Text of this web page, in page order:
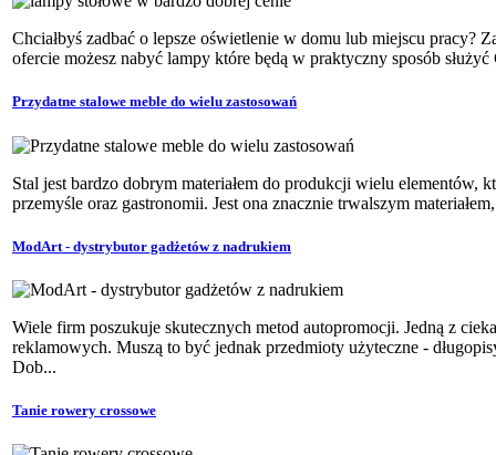
Chciałbyś zadbać o lepsze oświetlenie w domu lub miejscu pracy?
ofercie możesz nabyć lampy które będą w praktyczny sposób
Przydatne stalowe meble do wielu zastosowań
Stal jest bardzo dobrym materiałem do produkcji wielu elementów,
przemyśle oraz gastronomii. Jest ona znacznie trwalszym
ModArt - dystrybutor gadżetów z nadrukiem
Wiele firm poszukuje skutecznych metod autopromocji. Jedną z
reklamowych. Muszą to być jednak przedmioty użyteczne -
Dob...
Tanie rowery crossowe